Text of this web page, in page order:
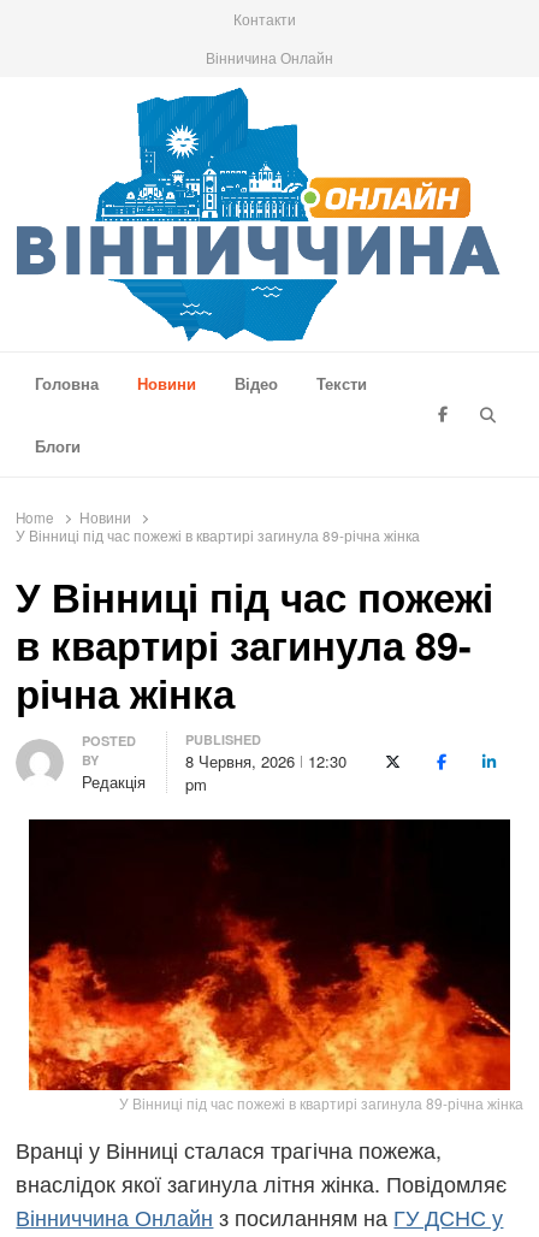
Контакти
Вінничина Онлайн
Головна
Новини Відео Тексти
Блоги
Home
Новини
У Вінниці під час пожежі в квартирі загинула 89-річна жінка
У Вінниці під час пожежі
в квартирі загинула 89-
річна жінка
Author
POSTED
BY
Редакція
PUBLISHED
8 Червня, 2026
12:30
pm
X (Twitter)Facebook
У Вінниці під час пожежі в квартирі загинула 89-річна жінка
Вранці у Вінниці сталася трагічна пожежа,
внаслідок якої загинула літня жінка. Повідомляє
Вінниччина Онлайн з посиланням на ГУ ДСНС у